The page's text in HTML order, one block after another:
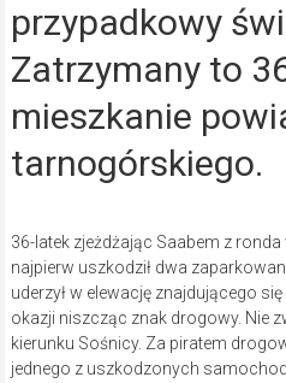
przypadkowy
Zatrzymany to
mieszkanie
tarnogórskiego.
36-latek zjeżdżając Saabem z
najpierw uszkodził dwa
uderzył w elewację znajdującego
okazji niszcząc znak drogowy. Nie
kierunku Sośnicy. Za piratem
jednego z uszkodzonych